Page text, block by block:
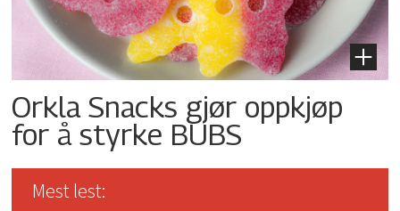
Orkla Snacks gjør oppkjøp
for å styrke BUBS
Mest lest: